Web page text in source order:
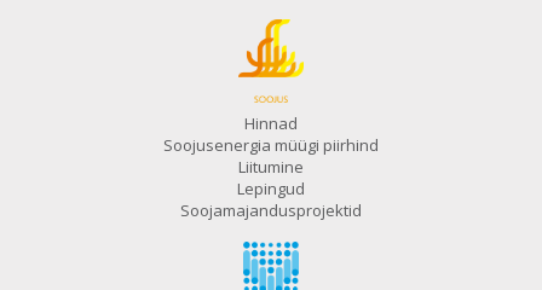
Hinnad
Soojusenergia müügi piirhind
Liitumine
Lepingud
Soojamajandusprojektid